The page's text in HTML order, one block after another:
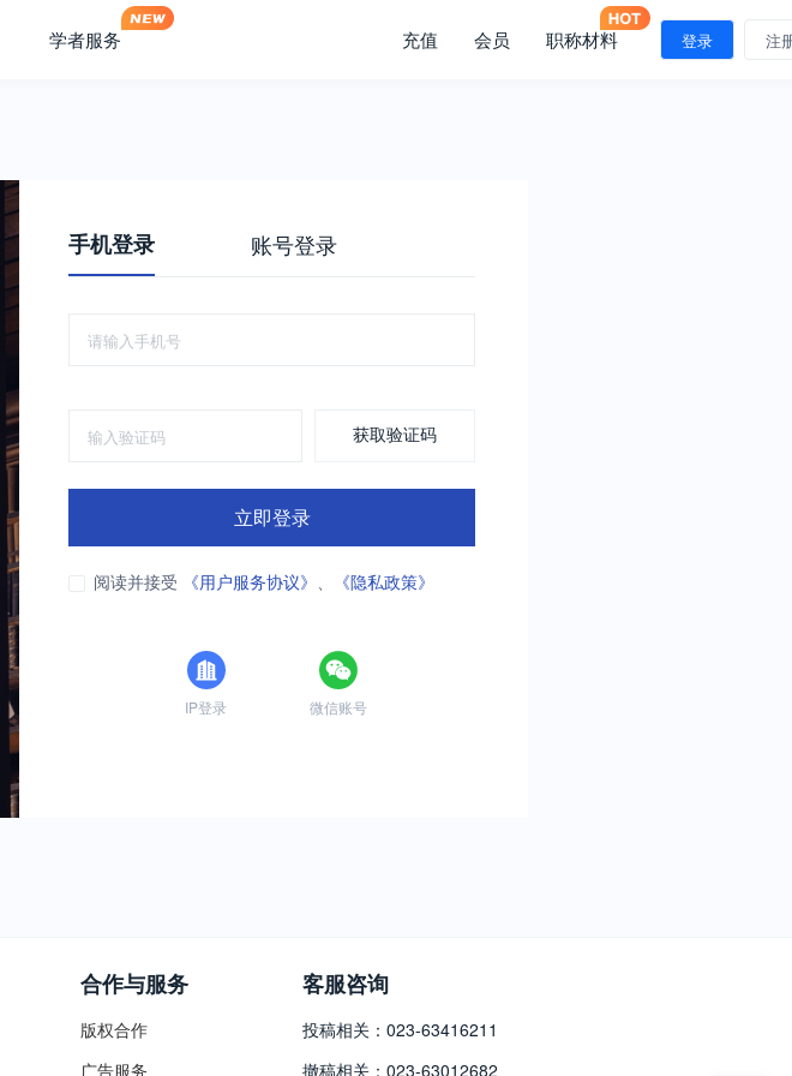
学者服务 充值 会员 职称材料 登录 注
手机登录 账号登录
获取验证码
立即登录
阅读并接受 《用户服务协议》 、 《隐私政策》
IP登录 微信账号
合作与服务
版权合作
广告服务
客服咨询
投稿相关：023-63416211
撤稿相关：023-63012682